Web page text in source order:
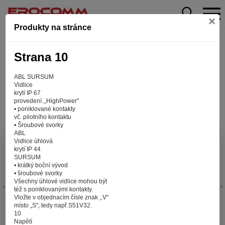
Produkty na stránce ×
Strana 10
ABL SURSUM
Vidlice
krytí IP 67
provedení ,,HighPower"
• poniklované kontakty
vč. pilotního kontaktu
• Šroubové svorky
ABL
Vidlice úhlová
krytí IP 44
SURSUM
• krátký boční vývod
• šroubové svorky
Všechny úhlové vidlice mohou být
též s poniklovanými kontakty.
Vložte v objednacím čísle znak ,,V"
místo „S", tedy např.S51V32.
10
Napětí
Aby web fungoval tak, jak ho znáte (souhlas
Záleží nám na tom, aby pro vás nakupování bylo co nejlepší
zážitkem. Abyste na našich stránkách rychle našli to, co
hledáte, ušetřili spoustu klikání a nezobrazovaly se vám
reklamy na věci, které vás nezajímají. Abyste web viděli
v zobrazení na které jste zvyklí a nemuseli se pokaždé